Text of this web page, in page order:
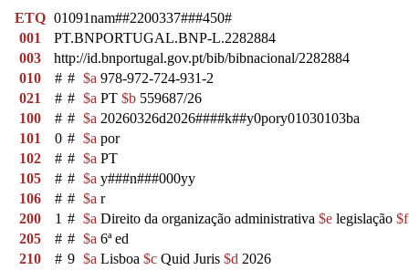
ETQ 01091nam##2200337###450#
001
PT.BNPORTUGAL.BNP-L.2282884
003
http://id.bnportugal.gov.pt/bib/bibnacional/2282884
010
# # $a 978-972-724-931-2
021
# # $a PT $b 559687/26
100
# # $a 20260326d2026####k##y0pory01030103ba
101
0 # $a por
102
# # $a PT
105
# # $a y###n###000yy
106
# # $a r
200
1 # $a Direito da organização administrativa $e legislação $f
205
# # $a 6ª ed
210
# 9 $a Lisboa $c Quid Juris $d 2026